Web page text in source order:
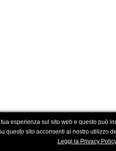
esperienza sul sito web e questo può
questo sito acconsenti al nostro utilizzo
Leggi la Privacy